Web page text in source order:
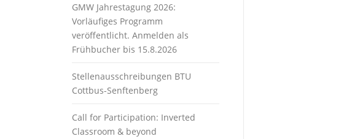
GMW Jahrestagung 2026:
Vorläufiges Programm
veröffentlicht. Anmelden als
Frühbucher bis 15.8.2026
Stellenausschreibungen BTU
Cottbus-Senftenberg
Call for Participation: Inverted
Classroom & beyond